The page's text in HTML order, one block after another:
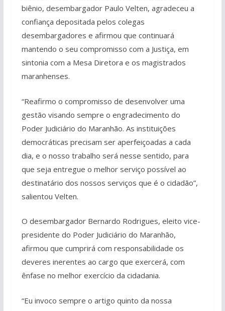
biênio, desembargador Paulo Velten, agradeceu a
confiança depositada pelos colegas
desembargadores e afirmou que continuará
mantendo o seu compromisso com a Justiça, em
sintonia com a Mesa Diretora e os magistrados
maranhenses.
“Reafirmo o compromisso de desenvolver uma
gestão visando sempre o engradecimento do
Poder Judiciário do Maranhão. As instituições
democráticas precisam ser aperfeiçoadas a cada
dia, e o nosso trabalho será nesse sentido, para
que seja entregue o melhor serviço possível ao
destinatário dos nossos serviços que é o cidadão”,
salientou Velten.
O desembargador Bernardo Rodrigues, eleito vice-
presidente do Poder Judiciário do Maranhão,
afirmou que cumprirá com responsabilidade os
deveres inerentes ao cargo que exercerá, com
ênfase no melhor exercício da cidadania.
“Eu invoco sempre o artigo quinto da nossa